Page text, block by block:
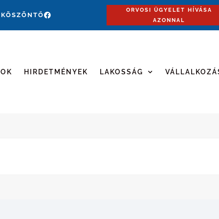
ORVOSI ÜGYELET HÍVÁSA
AZONNAL
HIRDETMÉNYEK LAKOSSÁG